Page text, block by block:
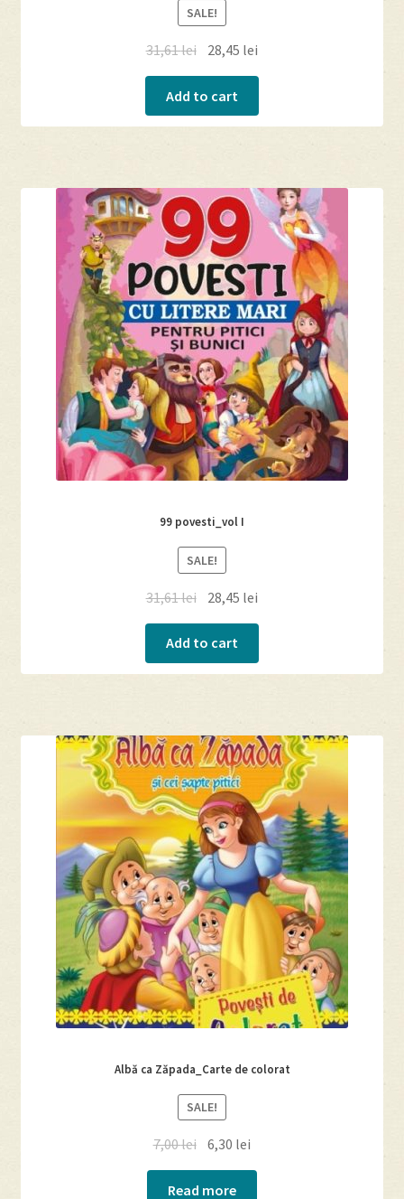
SALE!
31,61lei 28,45 lei
Add to cart
99 povesti_vol I
SALE!
31,61lei 28,45 lei
Add to cart
Albă ca Zăpada_Carte de colorat
SALE!
7,00lei 6,30 lei
Read more